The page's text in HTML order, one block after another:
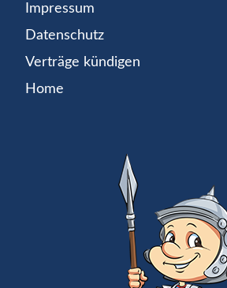
Impressum
Datenschutz
Verträge kündigen
Home